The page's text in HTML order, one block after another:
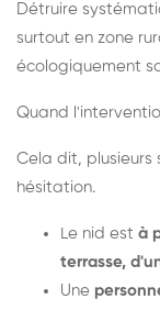
Détruire
surtout en zone
écologiquement
Quand
Cela dit, plusieurs
hésitation.
Le nid est à
terrasse,
Une